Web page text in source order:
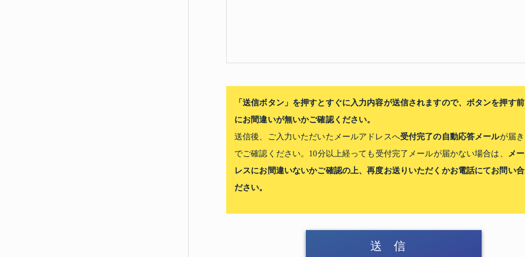
「送信ボタン」を押すとすぐに入力内容が送信されますので、ボタンを押す
にお間違いが無いかご確認ください。
送信後、ご入力いただいたメールアドレスへ受付完了の自動応答メールが届
でご確認ください。10分以上経っても受付完了メールが届かない場合は、 メ
レスにお間違いないかご確認の上、再度お送りいただくかお電話にてお問い
ださい。